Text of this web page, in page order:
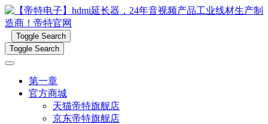
Toggle Search
Toggle Search
第一章
官方商城
天猫帝特旗舰店
京东帝特旗舰店